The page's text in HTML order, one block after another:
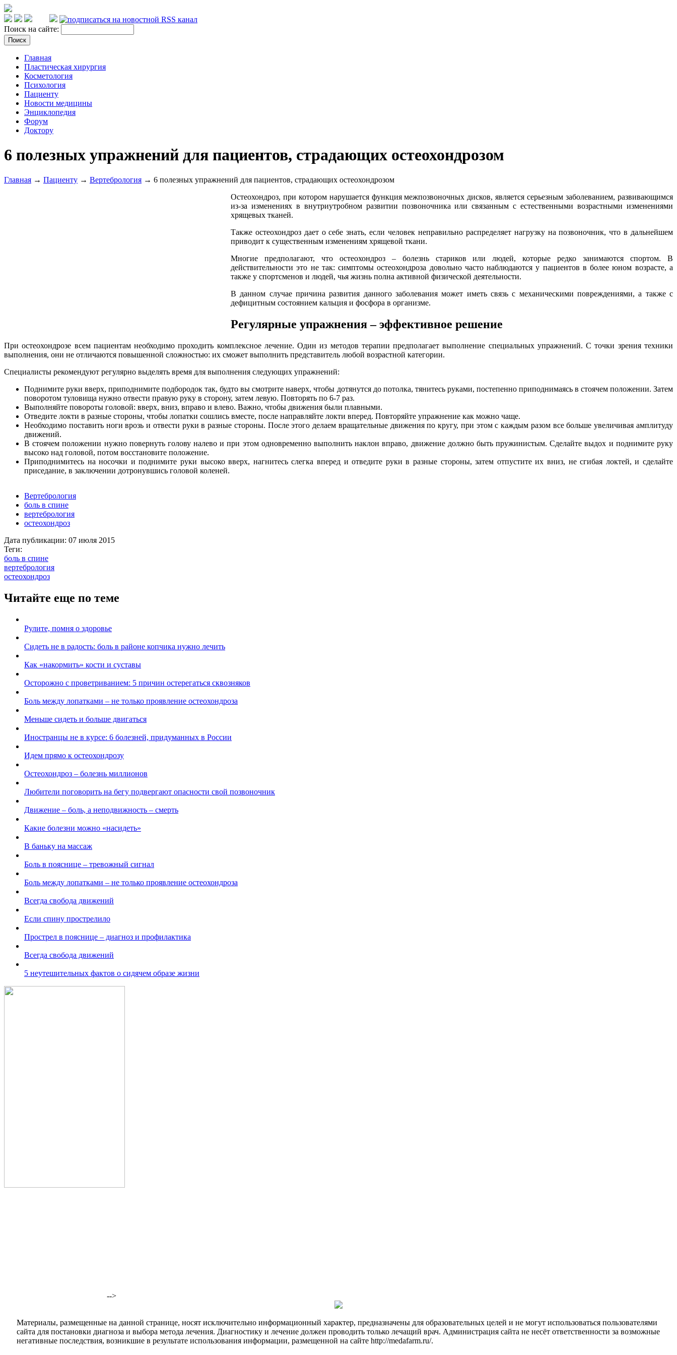
Поиск на сайте:
Главная
Пластическая хирургия
Косметология
Психология
Пациенту
Новости медицины
Энциклопедия
Форум
Доктору
6 полезных упражнений для пациентов, страдающих остеохондрозом
Главная → Пациенту → Вертебрология → 6 полезных упражнений для пациентов, страдающих остеохондрозом
Остеохондроз, при котором нарушается функция межпозвоночных дисков, является серьезным заболеванием, развивающимся
из-за изменениях в внутриутробном развитии позвоночника или связанным с естественными возрастными изменениями
хрящевых тканей.
Также остеохондроз дает о себе знать, если человек неправильно распределяет нагрузку на позвоночник, что в дальнейшем
приводит к существенным изменениям хрящевой ткани.
Многие предполагают, что остеохондроз – болезнь стариков или людей, которые редко занимаются спортом. В
действительности это не так: симптомы остеохондроза довольно часто наблюдаются у пациентов в более юном возрасте, а
также у спортсменов и людей, чья жизнь полна активной физической деятельности.
В данном случае причина развития данного заболевания может иметь связь с механическими повреждениями, а также с
дефицитным состоянием кальция и фосфора в организме.
Регулярные упражнения – эффективное решение
При остеохондрозе всем пациентам необходимо проходить комплексное лечение. Один из методов терапии предполагает выполнение специальных упражнений. С точки зрения техники
выполнения, они не отличаются повышенной сложностью: их сможет выполнить представитель любой возрастной категории.
Специалисты рекомендуют регулярно выделять время для выполнения следующих упражнений:
Поднимите руки вверх, приподнимите подбородок так, будто вы смотрите наверх, чтобы дотянутся до потолка, тянитесь руками, постепенно приподнимаясь в стоячем положении. Затем
поворотом туловища нужно отвести правую руку в сторону, затем левую. Повторять по 6-7 раз.
Выполняйте повороты головой: вверх, вниз, вправо и влево. Важно, чтобы движения были плавными.
Отведите локти в разные стороны, чтобы лопатки сошлись вместе, после направляйте локти вперед. Повторяйте упражнение как можно чаще.
Необходимо поставить ноги врозь и отвести руки в разные стороны. После этого делаем вращательные движения по кругу, при этом с каждым разом все больше увеличивая амплитуду
движений.
В стоячем положении нужно повернуть голову налево и при этом одновременно выполнить наклон вправо, движение должно быть пружинистым. Сделайте выдох и поднимите руку
высоко над головой, потом восстановите положение.
Приподнимитесь на носочки и поднимите руки высоко вверх, нагнитесь слегка вперед и отведите руки в разные стороны, затем отпустите их вниз, не сгибая локтей, и сделайте
приседание, в заключении дотронувшись головой коленей.
Вертебрология
боль в спине
вертебрология
остеохондроз
Дата публикации: 07 июля 2015
Теги:
боль в спине
вертебрология
остеохондроз
Читайте еще по теме
Рулите, помня о здоровье
Сидеть не в радость: боль в районе копчика нужно лечить
Как «накормить» кости и суставы
Осторожно с проветриванием: 5 причин остерегаться сквозняков
Боль между лопатками – не только проявление остеохондроза
Меньше сидеть и больше двигаться
Иностранцы не в курсе: 6 болезней, придуманных в России
Идем прямо к остеохондрозу
Остеохондроз – болезнь миллионов
Любители поговорить на бегу подвергают опасности свой позвоночник
Движение – боль, а неподвижность – смерть
Какие болезни можно «насидеть»
В баньку на массаж
Боль в пояснице – тревожный сигнал
Боль между лопатками – не только проявление остеохондроза
Всегда свобода движений
Если спину прострелило
Прострел в пояснице – диагноз и профилактика
Всегда свобода движений
5 неутешительных фактов о сидячем образе жизни
-->
Материалы, размещенные на данной странице, носят исключительно информационный характер, предназначены для образовательных целей и не могут использоваться пользователями
сайта для постановки диагноза и выбора метода лечения. Диагностику и лечение должен проводить только лечащий врач. Администрация сайта не несёт ответственности за возможные
негативные последствия, возникшие в результате использования информации, размещенной на сайте http://medafarm.ru/.